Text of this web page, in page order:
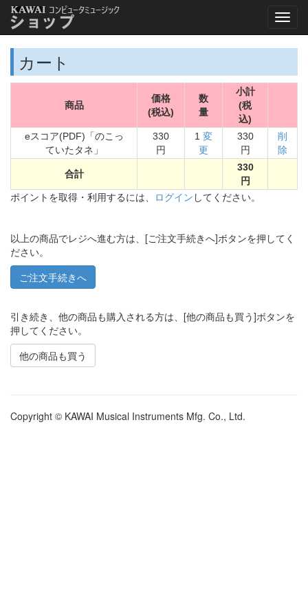
カート
商品
価格
(税込)
数
量
小計
(税
込)
eスコア(PDF)「のこっ
ていたタネ」
330
円
1 変
更
330
円
削
除
合計
330
円
ポイントを取得・利用するには、 ログイン してください。
以上の商品でレジへ進む方は、[ご注文手続きへ]ボタンを押してく
ださい。
引き続き、他の商品も購入される方は、[他の商品も買う]ボタンを
押してください。
他の商品も買う
Copyright © KAWAI Musical Instruments Mfg. Co., Ltd.